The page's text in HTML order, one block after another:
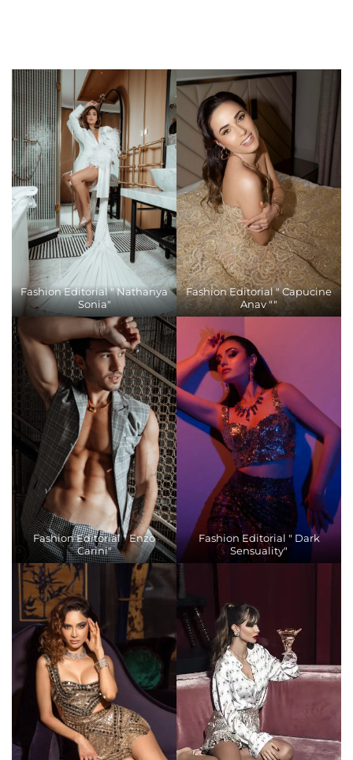
Fashion Editorial " Nathanya
Sonia"
Fashion Editorial " Capucine
Anav ""
Fashion Editorial " Enzo
Carini"
Fashion Editorial " Dark
Sensuality"